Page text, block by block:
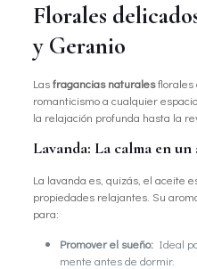
Florales
y Geranio
Lasfragancias naturalesflorales
romanticismo a cualquier
la relajación profunda hasta la
Lavanda: La calma en
La lavanda es, quizás, el aceite
propiedades relajantes. Su
para:
Promover el sueño:Ideal
mente antes de dormir.